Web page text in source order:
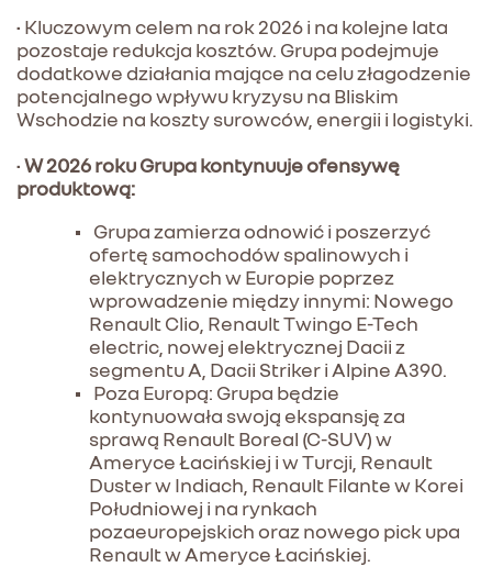
• Kluczowym celem na rok 2026 i na kolejne lata
pozostaje redukcja kosztów. Grupa podejmuje
dodatkowe działania mające na celu złagodzenie
potencjalnego wpływu kryzysu na Bliskim
Wschodzie na koszty surowców, energii i logistyki.
•W 2026 roku Grupa kontynuuje ofensywę
produktową:
Grupa zamierza odnowić i poszerzyć
ofertę samochodów spalinowych i
elektrycznych w Europie poprzez
wprowadzenie między innymi: Nowego
Renault Clio, Renault Twingo E-Tech
electric, nowej elektrycznej Dacii z
segmentu A, Dacii Striker i Alpine A390.
Poza Europą: Grupa będzie
kontynuowała swoją ekspansję za
sprawą Renault Boreal (C-SUV) w
Ameryce Łacińskiej i w Turcji, Renault
Duster w Indiach, Renault Filante w Korei
Południowej i na rynkach
pozaeuropejskich oraz nowego pick upa
Renault w Ameryce Łacińskiej.